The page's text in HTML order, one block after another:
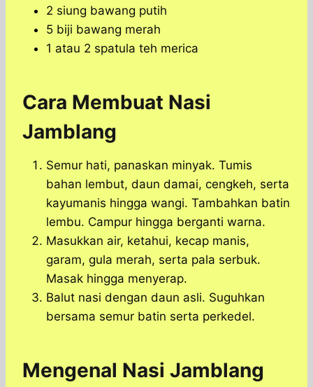
2 siung bawang putih
5 biji bawang merah
1 atau 2 spatula teh merica
Cara Membuat Nasi
Jamblang
Semur hati, panaskan minyak. Tumis
bahan lembut, daun damai, cengkeh, serta
kayumanis hingga wangi. Tambahkan batin
lembu. Campur hingga berganti warna.
Masukkan air, ketahui, kecap manis,
garam, gula merah, serta pala serbuk.
Masak hingga menyerap.
Balut nasi dengan daun asli. Suguhkan
bersama semur batin serta perkedel.
Mengenal Nasi Jamblang